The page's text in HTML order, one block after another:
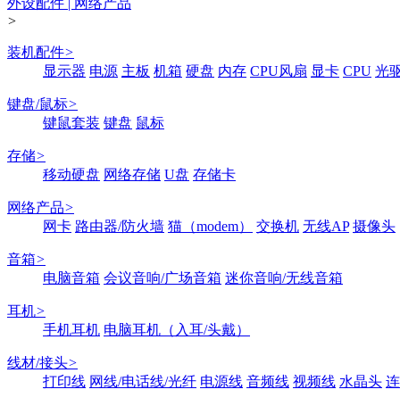
外设配件 | 网络产品
>
装机配件>
显示器 电源 主板 机箱 硬盘 内存 CPU风扇 显卡 CPU 光
键盘/鼠标>
键鼠套装 键盘 鼠标
存储>
移动硬盘 网络存储 U盘 存储卡
网络产品>
网卡 路由器/防火墙 猫（modem） 交换机 无线AP 摄像头
音箱>
电脑音箱 会议音响/广场音箱 迷你音响/无线音箱
耳机>
手机耳机 电脑耳机（入耳/头戴）
线材/接头>
打印线 网线/电话线/光纤 电源线 音频线 视频线 水晶头